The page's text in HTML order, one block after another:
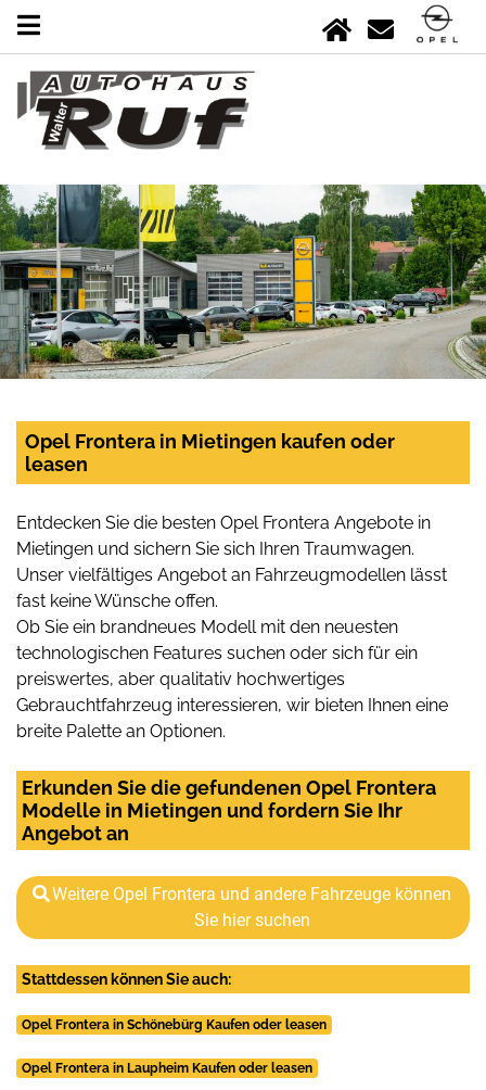
Opel Frontera in Mietingen kaufen oder
leasen
Entdecken Sie die besten Opel Frontera Angebote in
Mietingen und sichern Sie sich Ihren Traumwagen.
Unser vielfältiges Angebot an Fahrzeugmodellen lässt
fast keine Wünsche offen.
Ob Sie ein brandneues Modell mit den neuesten
technologischen Features suchen oder sich für ein
preiswertes, aber qualitativ hochwertiges
Gebrauchtfahrzeug interessieren, wir bieten Ihnen eine
breite Palette an Optionen.
Erkunden Sie die gefundenen Opel Frontera
Modelle in Mietingen und fordern Sie Ihr
Angebot an
Weitere Opel Frontera und andere Fahrzeuge können
Sie hier suchen
Stattdessen können Sie auch:
Opel Frontera in Schönebürg Kaufen oder leasen
Opel Frontera in Laupheim Kaufen oder leasen